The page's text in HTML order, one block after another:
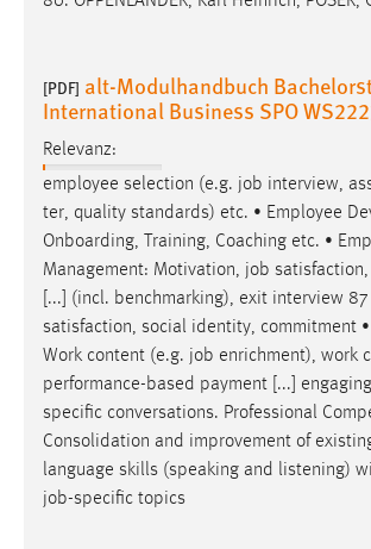
[PDF] alt-Modulhandbuch
International Business SPO
Relevanz:
employee selection (e.g. job interview,
ter, quality standards) etc. • Employee
Onboarding, Training, Coaching etc. •
Management: Motivation, job
[...] (incl. benchmarking), exit interview 87
satisfaction, social identity, commitment •
Work content (e.g. job enrichment), work
performance-based payment [...]
specific conversations. Professional
Consolidation and improvement of
language skills (speaking and listening)
job-specific topics